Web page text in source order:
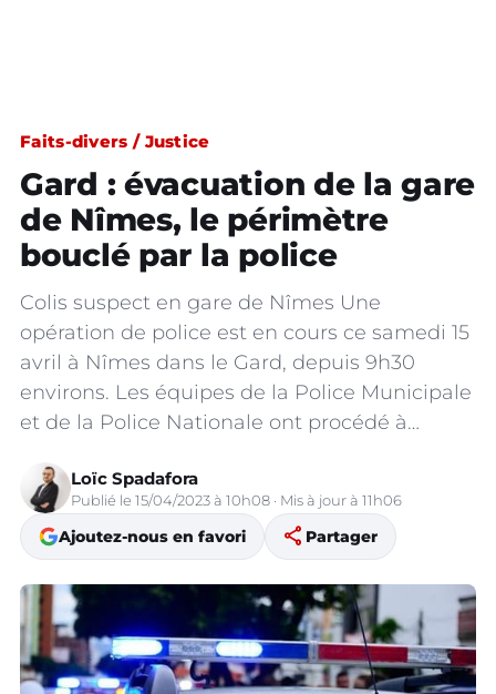
Faits-divers / Justice
Gard : évacuation de la gare
de Nîmes, le périmètre
bouclé par la police
Colis suspect en gare de Nîmes Une
opération de police est en cours ce samedi 15
avril à Nîmes dans le Gard, depuis 9h30
environs. Les équipes de la Police Municipale
et de la Police Nationale ont procédé à…
Loïc Spadafora
Publié le 15/04/2023 à 10h08 · Mis à jour à 11h06
Ajoutez-nous en favori share Partager